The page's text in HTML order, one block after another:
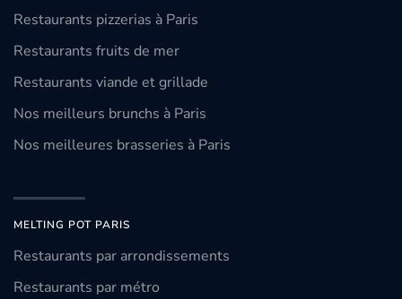
Restaurants pizzerias à Paris
Restaurants fruits de mer
Restaurants viande et grillade
Nos meilleurs brunchs à Paris
Nos meilleures brasseries à Paris
MELTING POT PARIS
Restaurants par arrondissements
Restaurants par métro